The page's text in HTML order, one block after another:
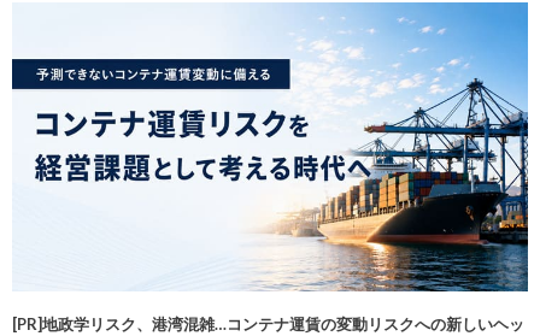
[PR]地政学リスク、港湾混雑…コンテナ運賃の変動リスクへの新しいヘッ